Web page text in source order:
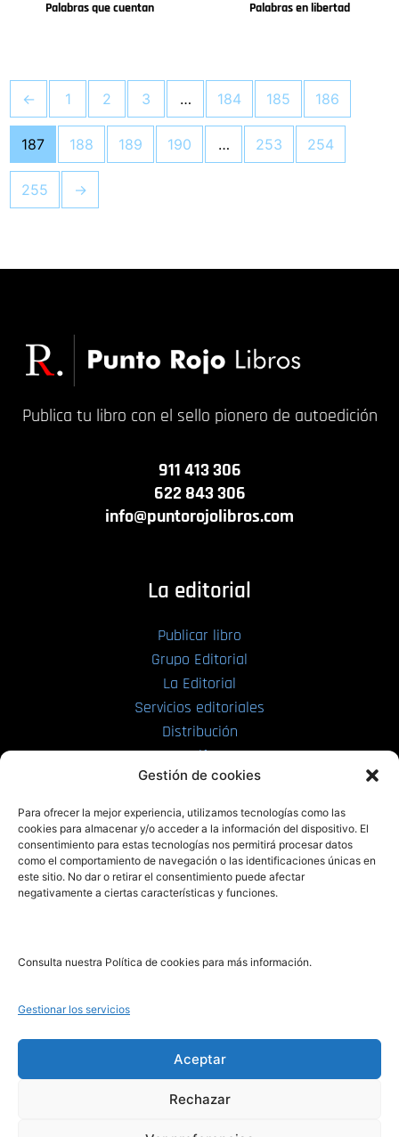
Gestión de cookies
Para ofrecer la mejor experiencia, utilizamos tecnologías como las
cookies para almacenar y/o acceder a la información del dispositivo. El
consentimiento para estas tecnologías nos permitirá procesar datos
como el comportamiento de navegación o las identificaciones únicas en
este sitio. No dar o retirar el consentimiento puede afectar
negativamente a ciertas características y funciones.
Consulta nuestra Política de cookies para más información.
Gestionar los servicios
Aceptar
Rechazar
Palabras que cuentan Palabras en libertad
← 1 2 3 … 184 185 186
187 188 189 190 … 253 254
255 →
Publica tu libro con el sello pionero de autoedición
911 413 306
622 843 306
info@puntorojolibros.com
La editorial
Publicar libro
Grupo Editorial
La Editorial
Servicios editoriales
Distribución
Tarifas
Enviar manuscrito
PRL | Media
PRL | Films
PRL | Play
Blog
Legal
Aviso Legal
Política de Cookies